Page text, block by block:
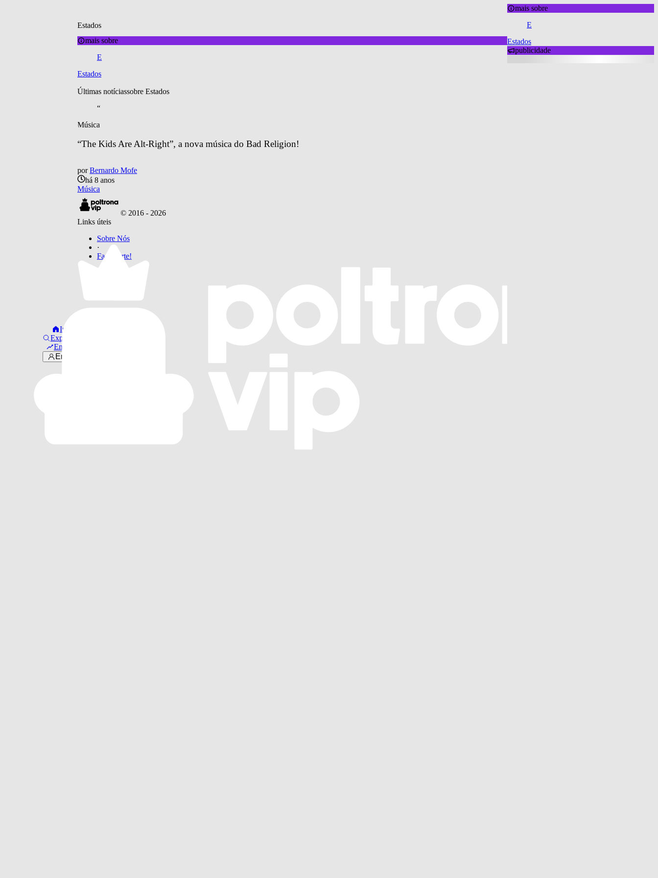
Início
Explorar
Em alta
Entrar
Estados
mais sobre
E
Estados
Últimas notíciassobre Estados
“
Música
“The Kids Are Alt-Right”, a nova música do Bad Religion!
por Bernardo Mofe
há 8 anos
Música
© 2016 - 2026
Links úteis
Sobre Nós
·
Faça Parte!
mais sobre
E
Estados
publicidade